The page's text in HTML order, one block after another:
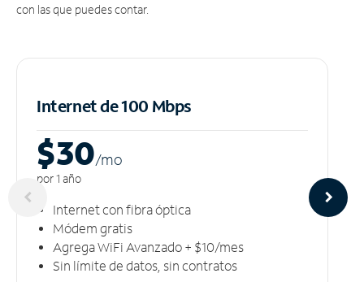
con las que puedes contar.
Internet de 100 Mbps
$30/mo
por 1 año
Internet con fibra óptica
Módem gratis
Agrega WiFi Avanzado + $10/mes
Sin límite de datos, sin contratos